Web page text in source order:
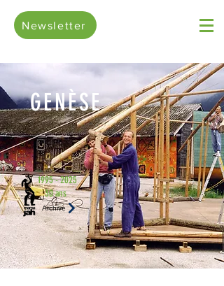
Newsletter
GENÈSE
1995 - 2025
30 ans
Archive